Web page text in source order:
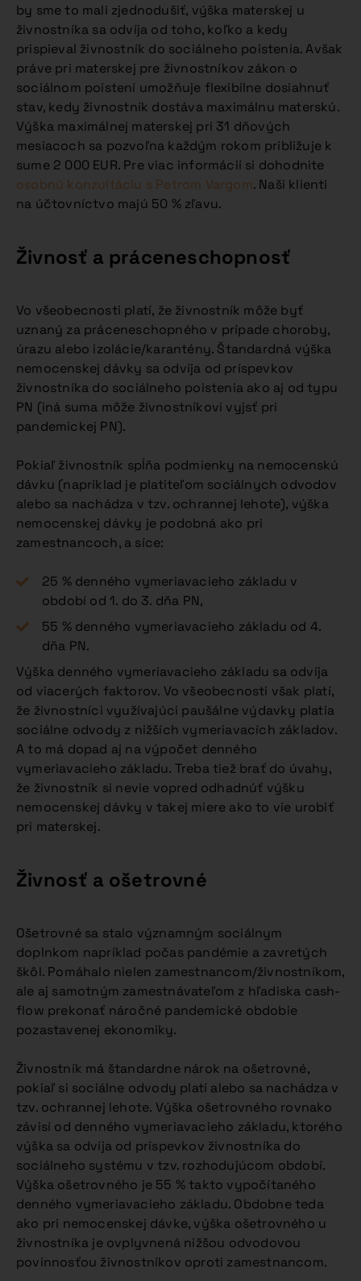
by sme to mali zjednodušiť, výška materskej u
živnostníka sa odvíja od toho, koľko a kedy
prispieval živnostník do sociálneho poistenia. Avšak
práve pri materskej pre živnostníkov zákon o
sociálnom poistení umožňuje flexibilne dosiahnuť
stav, kedy živnostník dostáva maximálnu materskú.
Výška maximálnej materskej pri 31 dňových
mesiacoch sa pozvoľna každým rokom približuje k
sume 2 000 EUR. Pre viac informácií si dohodnite
osobnú konzultáciu s Petrom Vargom. Naši klienti
na účtovníctvo majú 50 % zľavu.
Živnosť a práceneschopnosť
Vo všeobecnosti platí, že živnostník môže byť
uznaný za práceneschopného v prípade choroby,
úrazu alebo izolácie/karantény. Štandardná výška
nemocenskej dávky sa odvíja od príspevkov
živnostníka do sociálneho poistenia ako aj od typu
PN (iná suma môže živnostníkovi vyjsť pri
pandemickej PN).
Pokiaľ živnostník spĺňa podmienky na nemocenskú
dávku (napríklad je platiteľom sociálnych odvodov
alebo sa nachádza v tzv. ochrannej lehote), výška
nemocenskej dávky je podobná ako pri
zamestnancoch, a síce:
25 % denného vymeriavacieho základu v
období od 1. do 3. dňa PN,
55 % denného vymeriavacieho základu od 4.
dňa PN.
Výška denného vymeriavacieho základu sa odvíja
od viacerých faktorov. Vo všeobecnosti však platí,
že živnostníci využívajúci paušálne výdavky platia
sociálne odvody z nižších vymeriavacích základov.
A to má dopad aj na výpočet denného
vymeriavacieho základu. Treba tiež brať do úvahy,
že živnostník si nevie vopred odhadnúť výšku
nemocenskej dávky v takej miere ako to vie urobiť
pri materskej.
Živnosť a ošetrovné
Ošetrovné sa stalo významným sociálnym
doplnkom napríklad počas pandémie a zavretých
škôl. Pomáhalo nielen zamestnancom/živnostníkom,
ale aj samotným zamestnávateľom z hľadiska cash-
flow prekonať náročné pandemické obdobie
pozastavenej ekonomiky.
Živnostník má štandardne nárok na ošetrovné,
pokiaľ si sociálne odvody platí alebo sa nachádza v
tzv. ochrannej lehote. Výška ošetrovného rovnako
závisí od denného vymeriavacieho základu, ktorého
výška sa odvíja od príspevkov živnostníka do
sociálneho systému v tzv. rozhodujúcom období.
Výška ošetrovného je 55 % takto vypočítaného
denného vymeriavacieho základu. Obdobne teda
ako pri nemocenskej dávke, výška ošetrovného u
živnostníka je ovplyvnená nižšou odvodovou
povinnosťou živnostníkov oproti zamestnancom.